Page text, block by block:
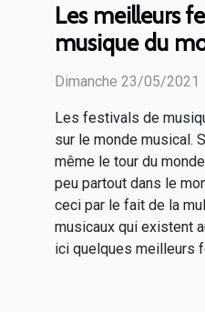
Les meilleurs
musique du
Dimanche 23/05/2021
Les festivals de
sur le monde musical.
même le tour du
peu partout dans le
ceci par le fait de la
musicaux qui existent
ici quelques meilleurs